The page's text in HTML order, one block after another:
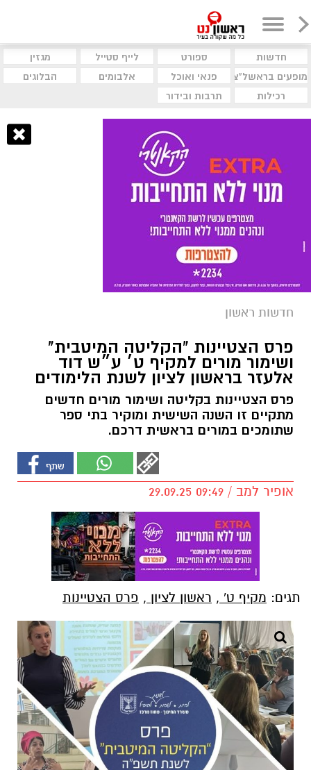
חדשות ספורט לייף סטייל
מגזין
מופעים בראשל"צ
פנאי ואוכל אלבומים
הבלוגים
רכילות
תרבות ובידור
חדשות ראשון
פרס הצטיינות "הקליטה המיטבית"
ושימור מורים למקיף ט׳ ע״ש דוד
אלעזר בראשון לציון לשנת הלימודים
פרס הצטיינות בקליטה ושימור מורים חדשים
מתקיים זו השנה השישית ומוקיר בתי ספר
שתומכים במורים בראשית דרכם.
אופיר למב / 09:49 29.09.25
תגים: מקיף ט' , ראשון לציון , פרס הצטיינות